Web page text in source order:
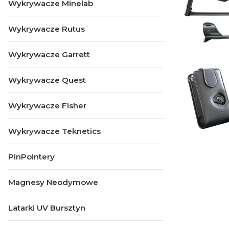
Wykrywacze Minelab
Wykrywacze Rutus
Wykrywacze Garrett
Wykrywacze Quest
Wykrywacze Fisher
Wykrywacze Teknetics
PinPointery
Magnesy Neodymowe
Latarki UV Bursztyn